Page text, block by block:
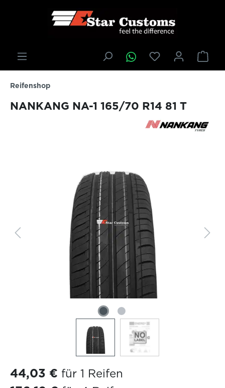
springen
Reifenshop
NANKANG NA-1 165/70 R14 81 T
44,03 € für 1 Reifen